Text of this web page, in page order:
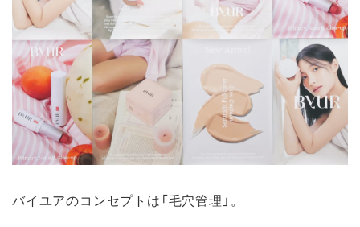
バイユアのコンセプトは「毛穴管理」。